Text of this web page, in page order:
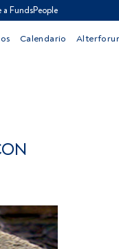
a FundsPeople
Calendario